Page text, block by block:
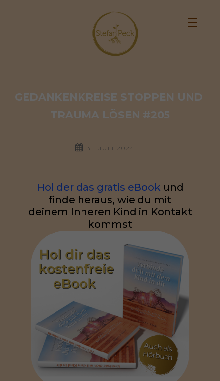
GEDANKENKREISE STOPPEN UND
TRAUMA LÖSEN #205
31. JULI 2024
Hol der das gratis eBook und
finde heraus, wie du mit
deinem Inneren Kind in Kontakt
kommst